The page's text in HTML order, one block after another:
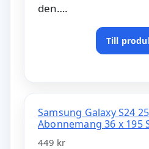
den….
Till
Samsung Galaxy S24
Abonnemang 36 x 195
449 kr